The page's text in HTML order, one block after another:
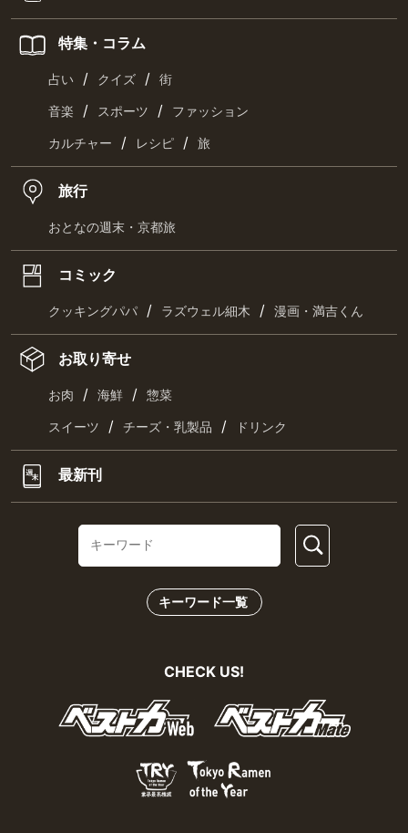
特集・コラム
占い / クイズ / 街
音楽 / スポーツ / ファッション
カルチャー / レシピ / 旅
旅行
おとなの週末・京都旅
コミック
クッキングパパ / ラズウェル細木 / 漫画・満吉くん
お取り寄せ
お肉 / 海鮮 / 惣菜
スイーツ / チーズ・乳製品 / ドリンク
最新刊
キーワード一覧
CHECK US!